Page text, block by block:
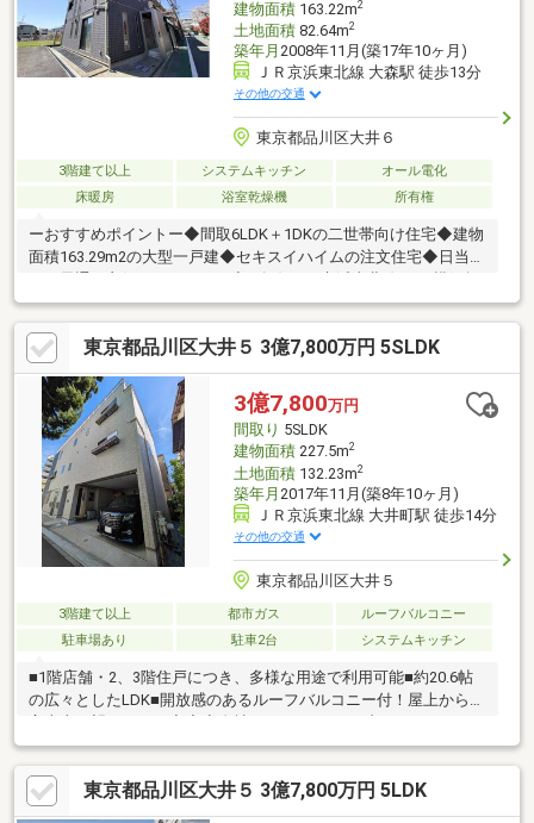
建物面積163.22m2
土地面積82.64m2
築年月 2008年11月(築17年10ヶ月)
ＪＲ京浜東北線 大森駅 徒歩13分
その他の交通
東京都品川区大井６
3階建て以上 システムキッチン
オール電化
床暖房
浴室乾燥機 所有権
ーおすすめポイントー◆間取6LDK＋1DKの二世帯向け住宅◆建物
面積163.29m2の大型一戸建◆セキスイハイムの注文住宅◆日当た
線・湘南新宿ライン、りんかい線、京急線、東急大井町線）利用
可◆大森駅、大井町駅、西大井駅、立会川駅徒歩圏ー周辺環境ー
◆スーパー トップパルケ鹿島店まで徒歩1分（75m）◆まいば
すけっと大井6丁目店まで徒歩1分（55m)◆大井第一小学校まで徒
歩2分（120m)◆伊藤学園まで徒歩9分（670m）
東京都品川区大井５ 3億7,800万円 5SLDK
3億7,800万円
間取り 5SLDK
建物面積227.5m2
土地面積132.23m2
築年月 2017年11月(築8年10ヶ月)
ＪＲ京浜東北線 大井町駅 徒歩14分
その他の交通
東京都品川区大井５
3階建て以上 都市ガス
ルーフバルコニー
駐車場あり
駐車2台 システムキッチン
■1階店舗・2、3階住戸につき、多様な用途で利用可能■約20.6帖
の広々としたLDK■開放感のあるルーフバルコニー付！屋上からは
studioの設計施工も承ります◆◆◆URL：
https://www.balleggs.com/□□□バレッグスの特徴□□□東急沿線を
中心に、城南エリアに特化した10店舗展開！！創業から30年を経
て売買仲介・不動産仕入・賃貸仲介・賃貸管理・リノベーショ
東京都品川区大井５ 3億7,800万円 5LDK